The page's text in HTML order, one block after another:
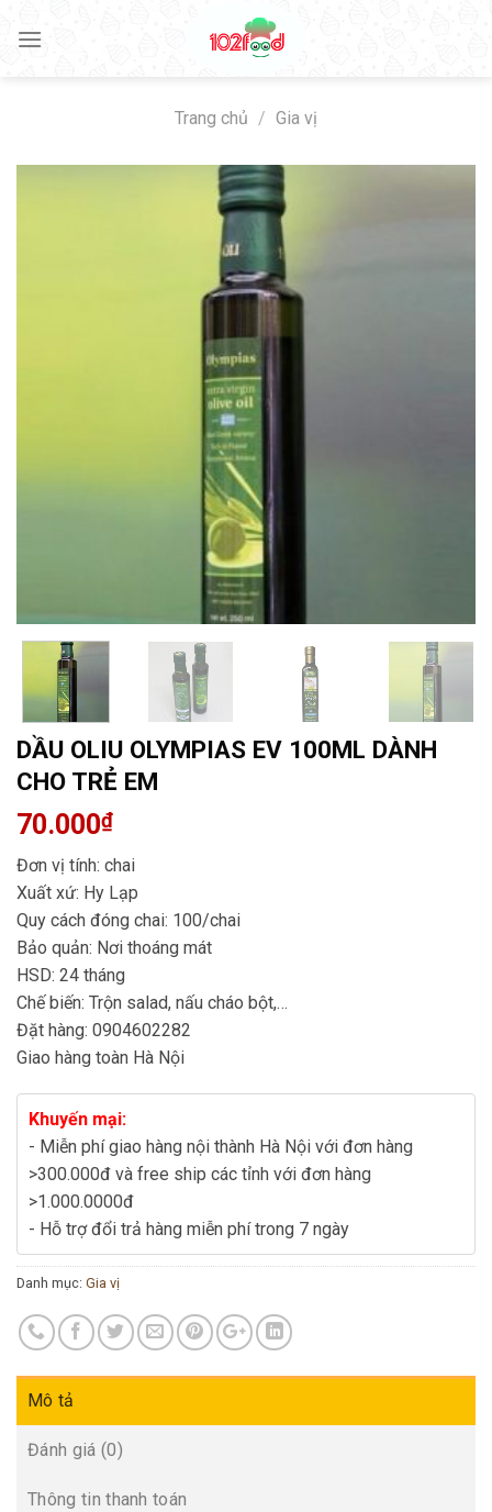
Trang chủ / Gia vị
DẦU OLIU OLYMPIAS EV 100ML DÀNH
CHO TRẺ EM
70.000₫
Đơn vị tính: chai
Xuất xứ: Hy Lạp
Quy cách đóng chai: 100/chai
Bảo quản: Nơi thoáng mát
HSD: 24 tháng
Chế biến: Trộn salad, nấu cháo bột,…
Đặt hàng: 0904602282
Giao hàng toàn Hà Nội
Khuyến mại:
- Miễn phí giao hàng nội thành Hà Nội với đơn hàng
>300.000đ và free ship các tỉnh với đơn hàng
>1.000.0000đ
- Hỗ trợ đổi trả hàng miễn phí trong 7 ngày
Danh mục: Gia vị
Mô tả
Đánh giá (0)
Thông tin thanh toán